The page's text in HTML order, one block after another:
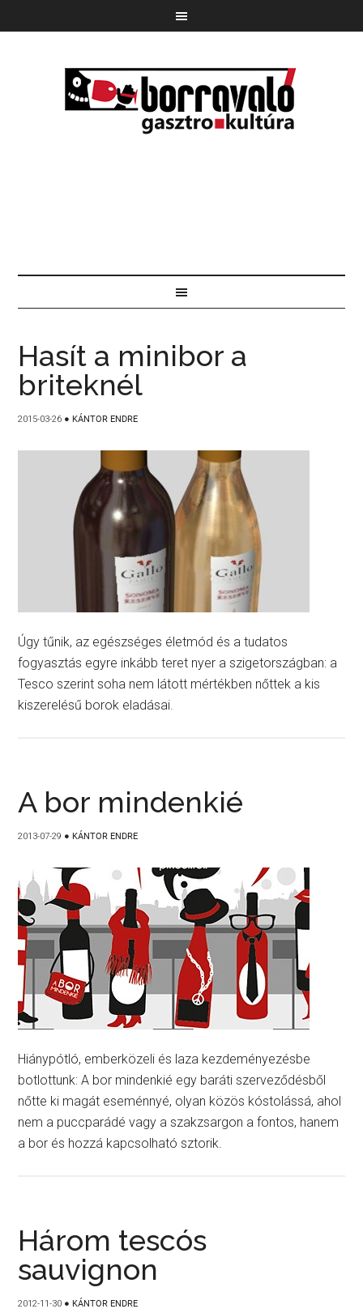
Hasít a minibor a
briteknél
2015-03-26 ● KÁNTOR ENDRE
Úgy tűnik, az egészséges életmód és a tudatos
fogyasztás egyre inkább teret nyer a szigetországban: a
Tesco szerint soha nem látott mértékben nőttek a kis
kiszerelésű borok eladásai.
A bor mindenkié
2013-07-29 ● KÁNTOR ENDRE
Hiánypótló, emberközeli és laza kezdeményezésbe
botlottunk: A bor mindenkié egy baráti szerveződésből
nőtte ki magát eseménnyé, olyan közös kóstolássá, ahol
nem a puccparádé vagy a szakzsargon a fontos, hanem
a bor és hozzá kapcsolható sztorik.
Három tescós
sauvignon
2012-11-30 ● KÁNTOR ENDRE